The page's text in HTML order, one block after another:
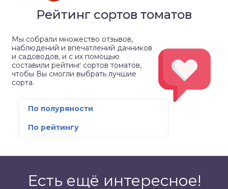
Рейтинг сортов томатов
Мы собрали множество отзывов,
наблюдений и впечатлений дачников
и садоводов, и с их помощью
составили рейтинг сортов томатов,
чтобы Вы смогли выбрать лучшие
сорта.
По полуряности
По рейтингу
Есть ещё интересное!